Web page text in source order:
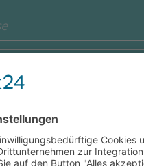
meine Angaben aus dem
Anfrage erhoben und